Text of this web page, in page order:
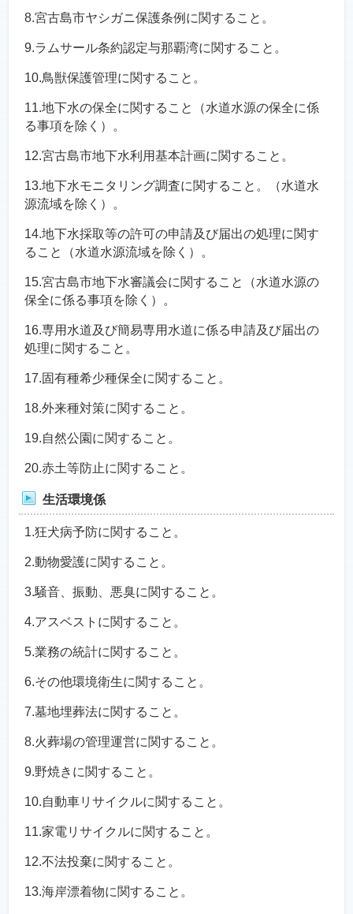
8.宮古島市ヤシガニ保護条例に関すること。
9.ラムサール条約認定与那覇湾に関すること。
10.鳥獣保護管理に関すること。
11.地下水の保全に関すること（水道水源の保全に係
る事項を除く）。
12.宮古島市地下水利用基本計画に関すること。
13.地下水モニタリング調査に関すること。（水道水
源流域を除く）。
14.地下水採取等の許可の申請及び届出の処理に関す
ること（水道水源流域を除く）。
15.宮古島市地下水審議会に関すること（水道水源の
保全に係る事項を除く）。
16.専用水道及び簡易専用水道に係る申請及び届出の
処理に関すること。
17.固有種希少種保全に関すること。
18.外来種対策に関すること。
19.自然公園に関すること。
20.赤土等防止に関すること。
生活環境係
1.狂犬病予防に関すること。
2.動物愛護に関すること。
3.騒音、振動、悪臭に関すること。
4.アスベストに関すること。
5.業務の統計に関すること。
6.その他環境衛生に関すること。
7.墓地埋葬法に関すること。
8.火葬場の管理運営に関すること。
9.野焼きに関すること。
10.自動車リサイクルに関すること。
11.家電リサイクルに関すること。
12.不法投棄に関すること。
13.海岸漂着物に関すること。